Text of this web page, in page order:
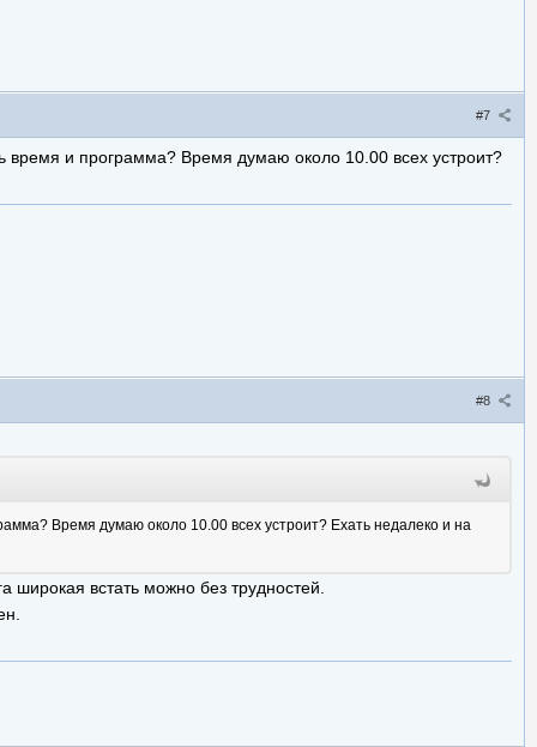
#7
и программа? Время думаю около 10.00 всех устроит?
#8
Время думаю около 10.00 всех устроит? Ехать недалеко и на
встать можно без трудностей.